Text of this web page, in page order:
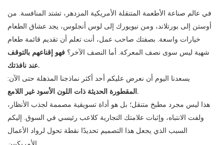
في عالم صناعة الأطعمة المتنقلة الأمريكية المزدهر، تشتد المنافسة. من
أوستن إلى بورتلاند، ومن نيويورك إلى لوس أنجلوس، يجد عشاق الطعام
خيارات واسعة. بصفتك صاحب عمل، أنت تعلم أن تقديم قائمة طعام
شهية ليس سوى نصف المعركة. أما النصف الآخر؟ فهو إقناعهم بالتوقف
عند نافذتك.
يسعدنا اليوم أن نعرض عليكم أحد أكثر نماذجنا المذهلة حتى الآن:
المقطورة الحديثة ذات اللون الأسود غير اللامع.
هذا ليس مجرد مطبخ متنقل؛ بل هو أداة تسويقية مصممة لجذب الأنظار،
ولفت الانتباه، وإثبات علامتك التجارية كلاعب رئيسي في السوق. إليكم
السبب الذي يجعل هذا التصميم تحديدًا نقطة تحول لرواد الأعمال